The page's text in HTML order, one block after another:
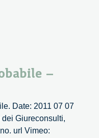
–
Date: 2011 07 07
Giureconsulti,
url Vimeo: